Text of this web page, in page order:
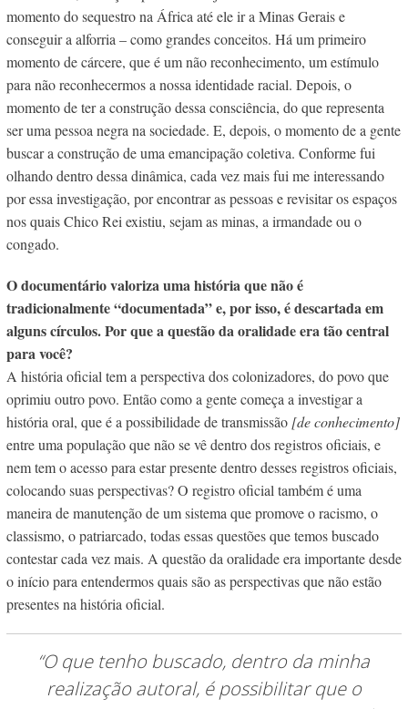
momento do sequestro na África até ele ir a Minas Gerais e
conseguir a alforria – como grandes conceitos. Há um primeiro
momento de cárcere, que é um não reconhecimento, um estímulo
para não reconhecermos a nossa identidade racial. Depois, o
momento de ter a construção dessa consciência, do que representa
ser uma pessoa negra na sociedade. E, depois, o momento de a gente
buscar a construção de uma emancipação coletiva. Conforme fui
olhando dentro dessa dinâmica, cada vez mais fui me interessando
por essa investigação, por encontrar as pessoas e revisitar os espaços
nos quais Chico Rei existiu, sejam as minas, a irmandade ou o
congado.
O documentário valoriza umahistória que não é
tradicionalmente “documentada” e, por isso,é descartada em
alguns círculos. Por que a questão da oralidade era tão central
para você?
A história oficial tem a perspectiva dos colonizadores, do povo que
oprimiu outro povo. Então como a gente começa a investigar a
história oral, que é a possibilidade de transmissão [de conhecimento]
entreuma população que não se vê dentro dos registros oficiais, e
nem tem o acesso para estar presente dentro desses registros oficiais,
colocando suas perspectivas? O registro oficial também é uma
maneira de manutenção de um sistema que promove o racismo, o
classismo, o patriarcado, todas essas questões que temos buscado
contestar cada vez mais. A questão da oralidade era importante desde
o início para entendermos quais são as perspectivas que não estão
presentes na história oficial.
“O que tenho buscado, dentro da minha
realização autoral, é possibilitar que o